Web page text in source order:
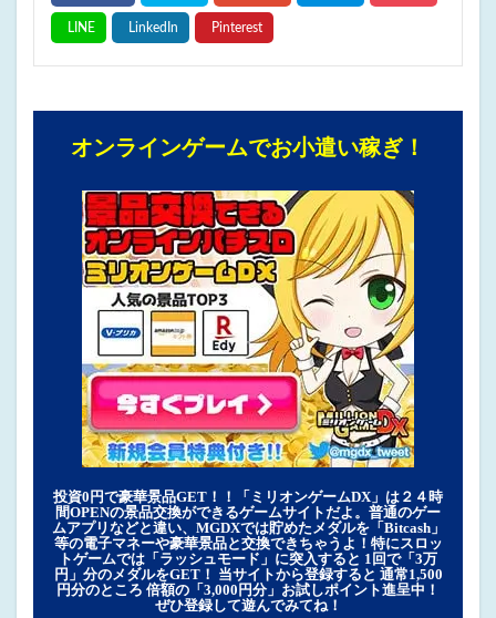
オンラインゲームでお小遣い稼ぎ！
投資0円で豪華景品GET！！「ミリオンゲームDX」は２４時
間OPENの景品交換ができるゲームサイトだよ。普通のゲー
ムアプリなどと違い、MGDXでは貯めたメダルを「Bitcash」
等の電子マネーや豪華景品と交換できちゃうよ！特にスロッ
トゲームでは「ラッシュモード」に突入すると 1回で「3万
円」分のメダルをGET！ 当サイトから登録すると 通常1,500
円分のところ 倍額の「3,000円分」お試しポイント進呈中！
ぜひ登録して遊んでみてね！